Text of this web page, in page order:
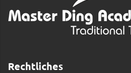
Rechtliches